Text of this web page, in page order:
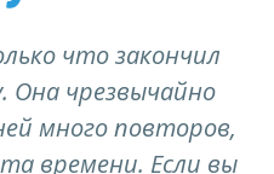
что закончил
Она чрезвычайно
много повторов,
времени. Если вы